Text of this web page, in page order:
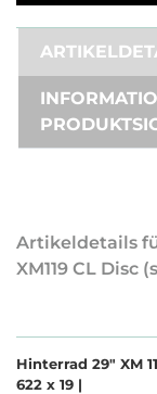
Artikeldetails
XM119 CL Disc
Hinterrad 29" XM
622 x 19 |